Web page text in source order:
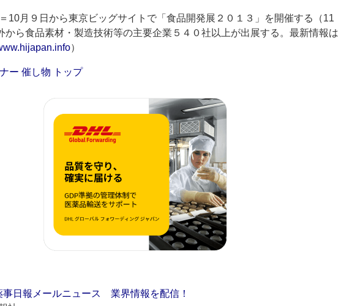
＝10月９日から東京ビッグサイトで「食品開発展２０１３」を開催する（11
から食品素材・製造技術等の主要企業５４０社以上が出展する。最新情報は
）
ー 催し物 トップ
日報メールニュース 業界情報を配信！